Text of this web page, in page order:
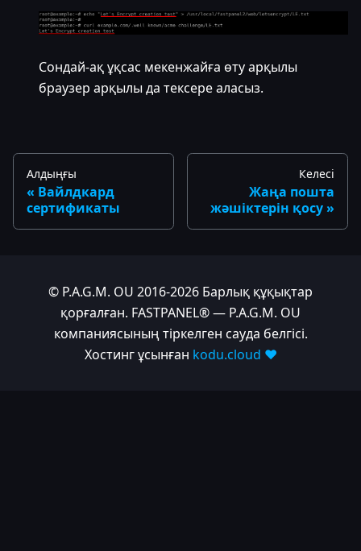
Сондай-ақ ұқсас мекенжайға өту арқылы
браузер арқылы да тексере аласыз.
Алдыңғы
Вайлдкард
сертификаты
Келесі
Жаңа пошта
жәшіктерін қосу
© P.A.G.M. OU 2016-2026 Барлық құқықтар
қорғалған. FASTPANEL® — P.A.G.M. OU
компаниясының тіркелген сауда белгісі.
Хостинг ұсынған kodu.cloud ❤️